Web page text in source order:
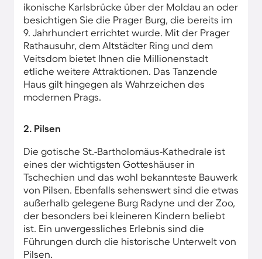
ikonische Karlsbrücke über der Moldau an oder
besichtigen Sie die Prager Burg, die bereits im
9. Jahrhundert errichtet wurde. Mit der Prager
Rathausuhr, dem Altstädter Ring und dem
Veitsdom bietet Ihnen die Millionenstadt
etliche weitere Attraktionen. Das Tanzende
Haus gilt hingegen als Wahrzeichen des
modernen Prags.
2. Pilsen
Die gotische St.-Bartholomäus-Kathedrale ist
eines der wichtigsten Gotteshäuser in
Tschechien und das wohl bekannteste Bauwerk
von Pilsen. Ebenfalls sehenswert sind die etwas
außerhalb gelegene Burg Radyne und der Zoo,
der besonders bei kleineren Kindern beliebt
ist. Ein unvergessliches Erlebnis sind die
Führungen durch die historische Unterwelt von
Pilsen.